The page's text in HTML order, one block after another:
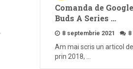
Comanda de
Buds A Series …
8 septembrie 2021 8
Am mai scris un articol
prin 2018, …